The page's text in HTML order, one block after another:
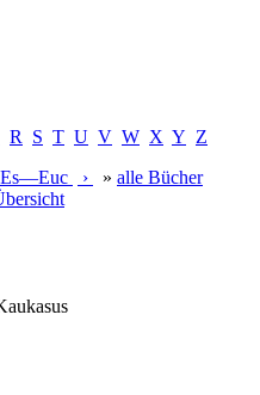
R S T U V W X Y Z
Es—Euc › » alle Bücher